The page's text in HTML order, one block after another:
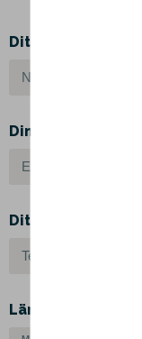
Ditt namn
Din e-post
Ditt
Lämna ett